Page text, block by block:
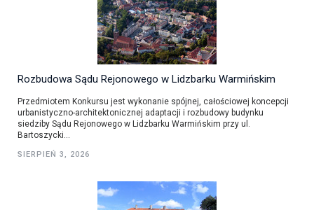
Rozbudowa Sądu Rejonowego w Lidzbarku Warmińskim
Przedmiotem Konkursu jest wykonanie spójnej, całościowej koncepcji
urbanistyczno-architektonicznej adaptacji i rozbudowy budynku
siedziby Sądu Rejonowego w Lidzbarku Warmińskim przy ul.
Bartoszycki...
SIERPIEŃ 3, 2026